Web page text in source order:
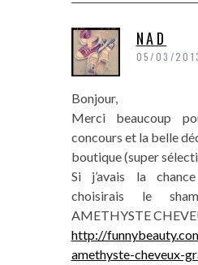
NAD
05/03/
Bonjour,
Merci beaucoup
concours et la belle
boutique (super
Si j’avais la
choisirais le
AMETHYSTE
http://
amethyste-cheveux-